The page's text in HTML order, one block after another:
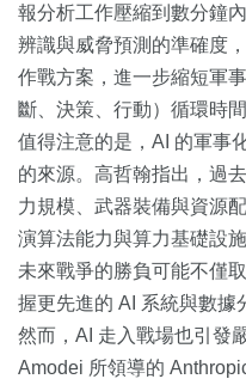
報分析工作壓縮到數分鐘
辨識與威脅預測的準確度
作戰方案，進一步縮短軍
斷、決策、行動）循環時
值得注意的是，AI 的軍事
的來源。高哲翰指出，過
力規模、武器裝備與資源
演算法能力與算力基礎設
未來戰爭的勝負可能不僅
握更先進的 AI 系統與數據
然而，AI 走入戰場也引發
Amodei 所領導的